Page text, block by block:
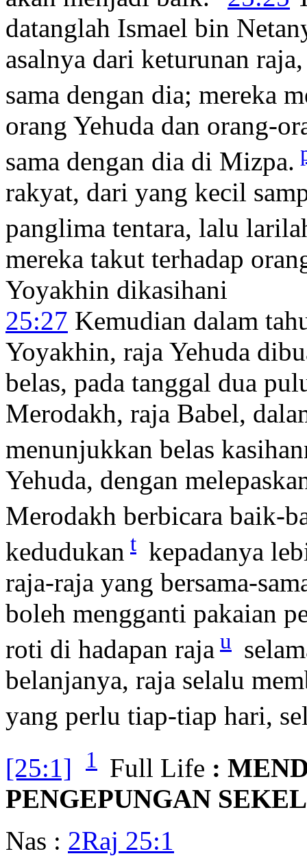
datanglah Ismael bin
asalnya dari keturunan
sama dengan dia; mereka
orang Yehuda dan orang-
sama dengan dia di Mizpa.
rakyat, dari yang kecil
panglima tentara, lalu
mereka takut terhadap
Yoyakhin dikasihani
25:27 Kemudian dalam
Yoyakhin, raja Yehuda
belas, pada tanggal dua
Merodakh, raja Babel,
menunjukkan belas
Yehuda, dengan
Merodakh berbicara baik-
kedudukan t kepadanya
raja-raja yang bersama-
boleh mengganti pakaian
roti di hadapan raja u
belanjanya, raja selalu
yang perlu tiap-tiap hari,
[25:1]
1 Full Life :
PENGEPUNGAN
Nas : 2Raj 25:1